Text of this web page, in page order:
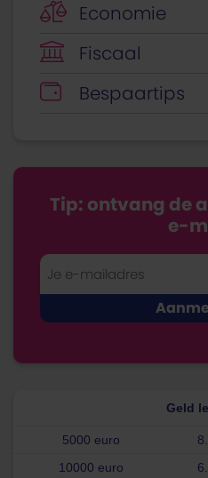
Economie
Fiscaal
Bespaartips
Tip: ontvang de
e-
Geld
5000 euro
10000 euro